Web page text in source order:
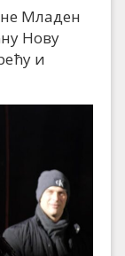
Младен
Нову
и